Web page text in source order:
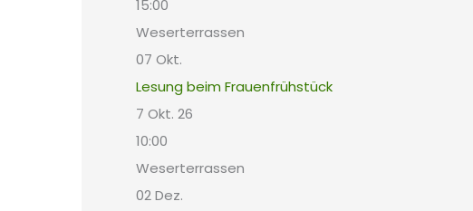
15:00
Weserterrassen
07 Okt.
Lesung beim Frauenfrühstück
7 Okt. 26
10:00
Weserterrassen
02Dez.